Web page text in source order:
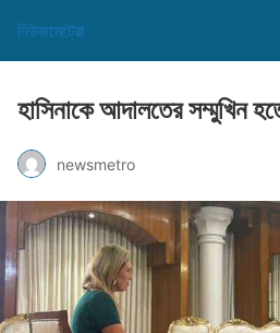
নিউজমেট্রো
হাসিনাকে আদালতের সম্মুখিন
newsmetro